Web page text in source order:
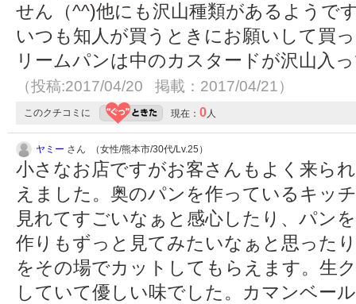
せん（^^)他にも沢山種類があるようで
いつも知人が買うときにお願いして買
リームパンは中のカスタードが沢山入
（投稿:2017/04/20 掲載：2017/04/21）
このクチコミに 現在： 0人
ヤミー さん （女性/熊本市/30代/Lv.25）
小さなお店ですがお客さんもよく来ら
えました。奥のパンを作っているキッ
見れてすごいなぁと感心したり、パン
作りもずっと見てみたいなぁと思った
をその場でカットしてもらえます。生
していて優しい味でした。カマンベー